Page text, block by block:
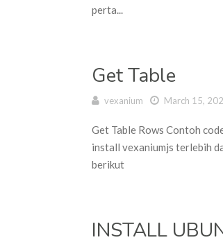
perta...
Get Table
vexanium March 15,
Get Table Rows Contoh
install vexaniumjs terlebih
berikut
INSTALL